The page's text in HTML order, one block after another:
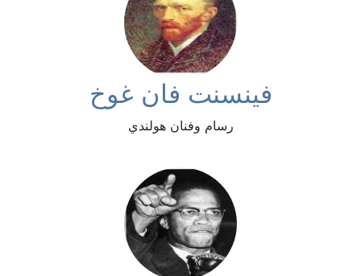
فينسنت فان غوخ
رسام وفنان هولندي